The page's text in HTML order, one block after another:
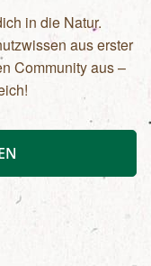
in die Natur.
aus erster
Community aus –